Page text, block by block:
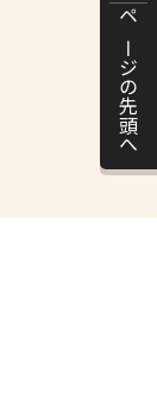
ページの先頭へ